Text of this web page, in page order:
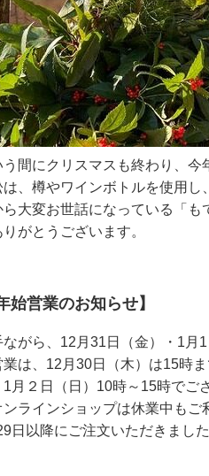
う間にクリスマスも終わり、今
は、樽やワインボトルを使用
大変お世話になっている「も
がとうございます。
始営業のお知らせ】
がら、12月31日（金）・1月
は、12月30日（木）は15時ま
月２日（日）10時～15時でご
ラインショップは休業中もご
日以降にご注文いただきまし